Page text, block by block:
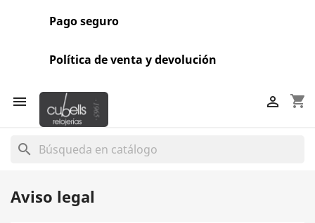
Pago seguro
Política de venta y devolución
 shopping_cart

search
Aviso legal